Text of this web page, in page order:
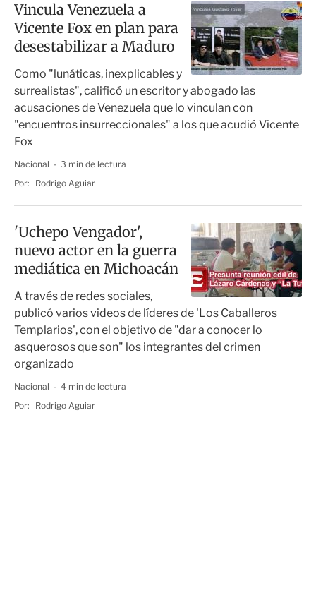
Vincula Venezuela a
Vicente Fox en plan para
desestabilizar a Maduro
Como "lunáticas, inexplicables y
surrealistas", calificó un escritor y abogado las
acusaciones de Venezuela que lo vinculan con
"encuentros insurreccionales" a los que acudió Vicente
Fox
Nacional
3 min de lectura
Por:
Rodrigo Aguiar
'Uchepo Vengador',
nuevo actor en la guerra
mediática en Michoacán
A través de redes sociales,
publicó varios videos de líderes de 'Los Caballeros
Templarios', con el objetivo de "dar a conocer lo
asquerosos que son" los integrantes del crimen
organizado
Nacional
4 min de lectura
Por:
Rodrigo Aguiar